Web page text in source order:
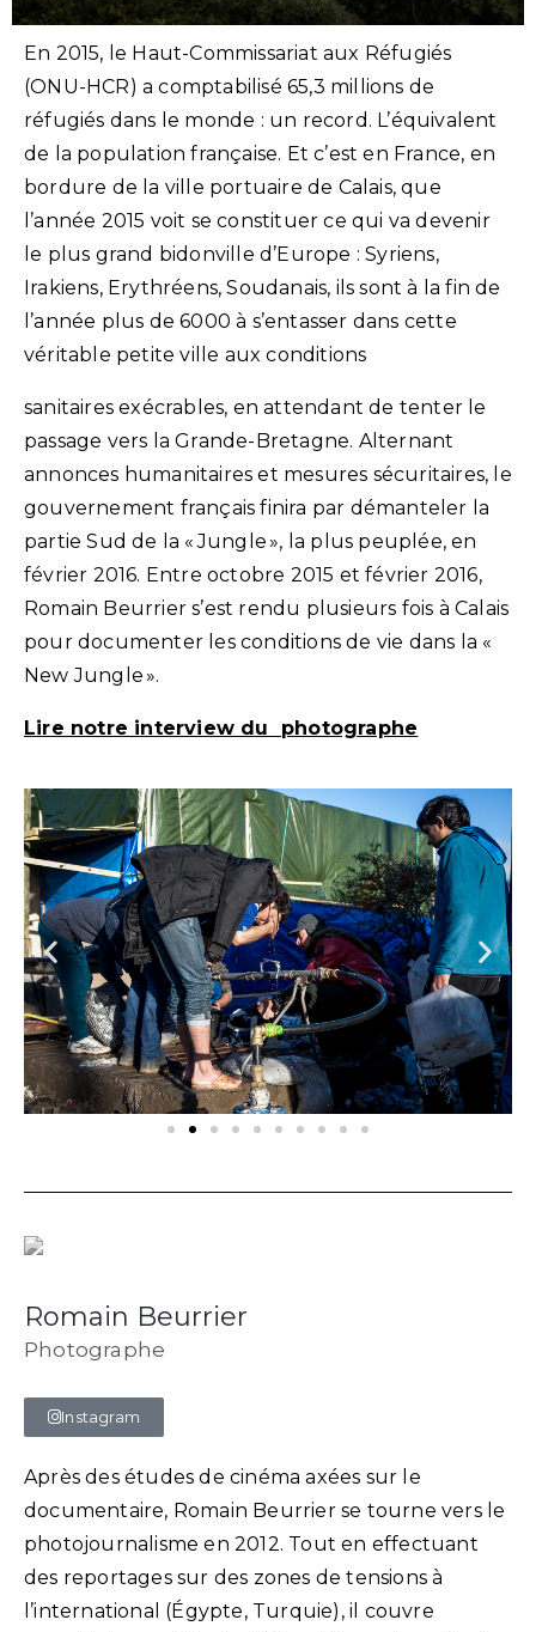
En 2015, le Haut-Commissariat aux Réfugiés
(ONU-HCR) a comptabilisé 65,3 millions de
réfugiés dans le monde : un record. L’équivalent
de la population française. Et c’est en France, en
bordure de la ville portuaire de Calais, que
l’année 2015 voit se constituer ce qui va devenir
le plus grand bidonville d’Europe : Syriens,
Irakiens, Erythréens, Soudanais, ils sont à la fin de
l’année plus de 6000 à s’entasser dans cette
véritable petite ville aux conditions
sanitaires exécrables, en attendant de tenter le
passage vers la Grande-Bretagne. Alternant
annonces humanitaires et mesures sécuritaires, le
gouvernement français finira par démanteler la
partie Sud de la « Jungle », la plus peuplée, en
février 2016. Entre octobre 2015 et février 2016,
Romain Beurrier s’est rendu plusieurs fois à Calais
pour documenter les conditions de vie dans la «
New Jungle ».
Lire notre interview du photographe
Romain Beurrier
Photographe
Instagram
Après des études de cinéma axées sur le
documentaire, Romain Beurrier se tourne vers le
photojournalisme en 2012. Tout en effectuant
des reportages sur des zones de tensions à
l’international (Égypte, Turquie), il couvre